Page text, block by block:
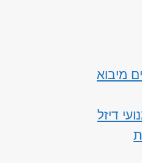
מיבוא
דיזל